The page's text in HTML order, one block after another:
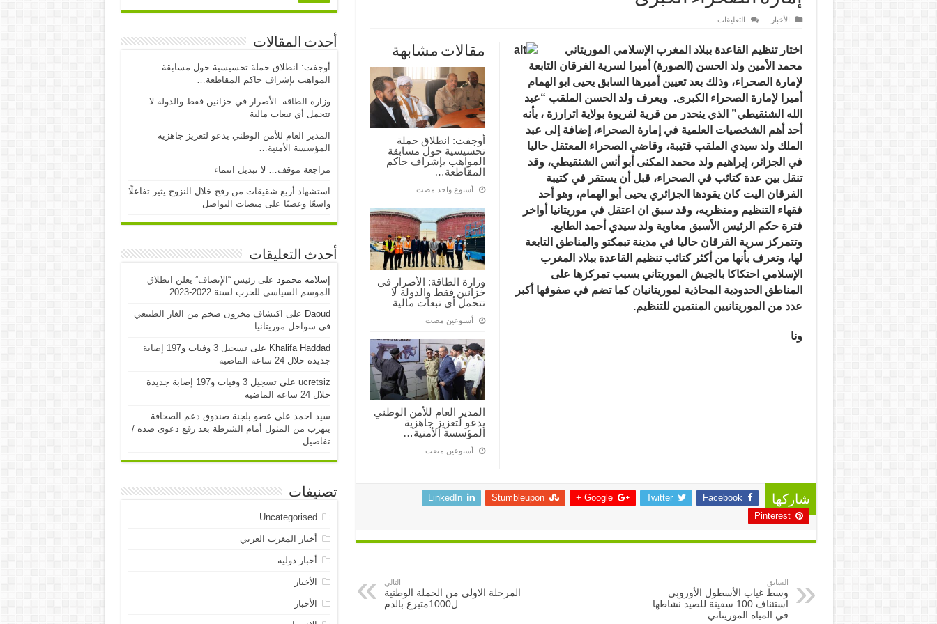
الأخبار التعليقات
“ولد
الحسن”
أميرا
لسرية
الفرقان
في
إمارة
الكبرى
مغلقة
مقالات مشابهة
أوجفت: انطلاق حملة
تحسيسية حول مسابقة
المواهب بإشراف حاكم
المقاطعة…
‏أسبوع واحد مضت
وزارة الطاقة: الأضرار في
خزانين فقط والدولة لا
تتحمل أي تبعات مالية
‏أسبوعين مضت
المدير العام للأمن الوطني
يدعو لتعزيز جاهزية
المؤسسة الأمنية…
‏أسبوعين مضت
اختار تنظيم القاعدة ببلاد المغرب الإسلامي الموريتاني
محمد الأمين ولد الحسن (الصورة) أميرا لسرية الفرقان التابعة
لإمارة الصحراء، وذلك بعد تعيين أميرها السابق يحيى ابو الهمام
أميرا لإمارة الصحراء الكبرى. ويعرف ولد الحسن الملقب “عبد
الله الشنقيطي” الذي ينحدر من قرية لفريوة بولاية اترارزة ، بأنه
أحد أهم الشخصيات العلمية في إمارة الصحراء، إضافة إلى عبد
الملك ولد سيدي الملقب قتيبة، وقاضي الصحراء المعتقل حاليا
في الجزائر، إبراهيم ولد محمد المكنى أبو أنس الشنقيطي، وقد
تنقل بين عدة كتائب في الصحراء، قبل أن يستقر في كتيبة
الفرقان اليت كان يقودها الجزائري يحيى أبو الهمام، وهو أحد
فقهاء التنظيم ومنظريه، وقد سبق ان اعتقل في موريتانيا أواخر
فترة حكم الرئيس الأسبق معاوية ولد سيدي أحمد الطايع.
وتتمركز سرية الفرقان حاليا في مدينة تبمكتو والمناطق التابعة
لها، وتعرف بأنها من أكثر كتائب تنظيم القاعدة ببلاد المغرب
الإسلامي احتكاكا بالجيش الموريتاني بسبب تمركزها على
المناطق الحدودية المحاذية لموريتانيان كما تضم في صفوفها أكبر
عدد من الموريتانيين المنتمين للتنظيم.
ونا
شاركها Facebook
Twitter
Google +
Stumbleupon
LinkedIn
Pinterest
السابق
وسط غياب الأسطول الأوروبي
استئناف 100 سفينة للصيد نشاطها
في المياه الموريتاني
التالي
المرحلة الاولى من الحملة الوطنية
ل1000متبرع بالدم
أحدث المقالات
أوجفت: انطلاق حملة تحسيسية حول مسابقة
المواهب بإشراف حاكم المقاطعة…
وزارة الطاقة: الأضرار في خزانين فقط والدولة لا
تتحمل أي تبعات مالية
المدير العام للأمن الوطني يدعو لتعزيز جاهزية
المؤسسة الأمنية…
مراجعة موقف… لا تبديل انتماء
استشهاد أربع شقيقات من رفح خلال النزوح يثير تفاعلًا
واسعًا وغضبًا على منصات التواصل
أحدث التعليقات
إسلامه محمود علىرئيس “الإنصاف” يعلن انطلاق
الموسم السياسي للحزب لسنة 2022-2023
Daoud على اكتشاف مخزون ضخم من الغاز الطبيعي
في سواحل موريتانيا….
Khalifa Haddad على
تسجيل 3 وفيات و197 إصابة
جديدة خلال 24 ساعة الماضية
ucretsiz على
تسجيل 3 وفيات و197 إصابة جديدة
خلال 24 ساعة الماضية
سيد احمد على عضو بلجنة صندوق دعم الصحافة
يتهرب من المثول أمام الشرطة بعد رفع دعوى ضده /
تفاصيل…….
تصنيفات
Uncategorised
أخبار المغرب العربي
أخبار دولية
الأخبار
الأخبار